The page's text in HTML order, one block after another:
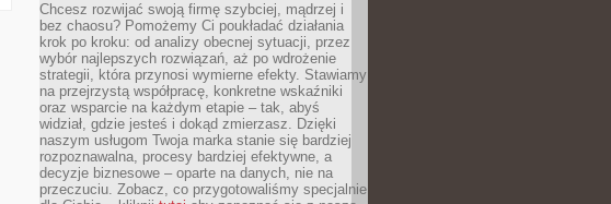
Chcesz rozwijać swoją firmę szybciej, mądrzej i
bez chaosu? Pomożemy Ci poukładać działania
krok po kroku: od analizy obecnej sytuacji, przez
wybór najlepszych rozwiązań, aż po wdrożenie
strategii, która przynosi wymierne efekty. Stawiamy
na przejrzystą współpracę, konkretne wskaźniki
oraz wsparcie na każdym etapie – tak, abyś
widział, gdzie jesteś i dokąd zmierzasz. Dzięki
naszym usługom Twoja marka stanie się bardziej
rozpoznawalna, procesy bardziej efektywne, a
decyzje biznesowe – oparte na danych, nie na
przeczuciu. Zobacz, co przygotowaliśmy specjalnie